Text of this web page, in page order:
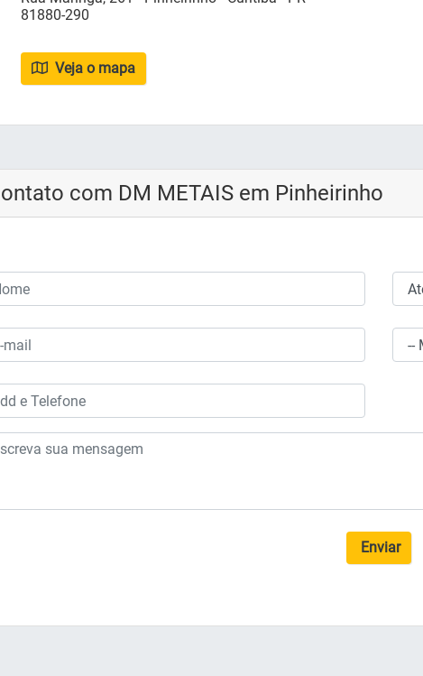
81880-290
Veja o mapa
com DM METAIS em Pinheirinho
Enviar